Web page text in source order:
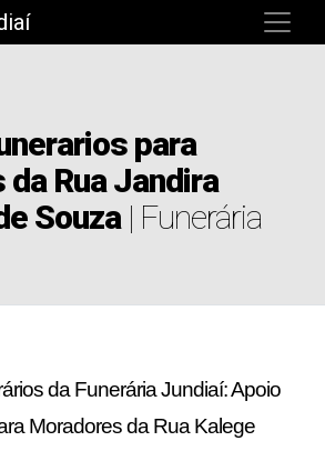
para
Rua Jandira
Souza | Funerária
da Funerária Jundiaí: Apoio
Moradores da Rua Kalege